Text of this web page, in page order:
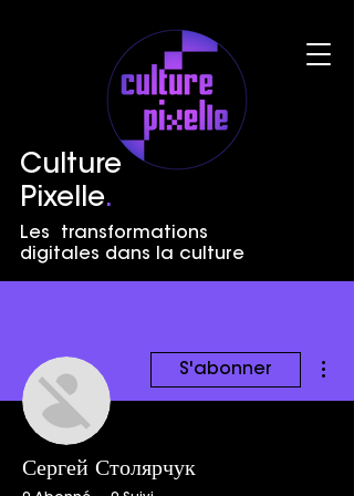
Culture
Pixelle.
Les transformations
digitales dans la culture
S'abonner
Сергей Столярчук